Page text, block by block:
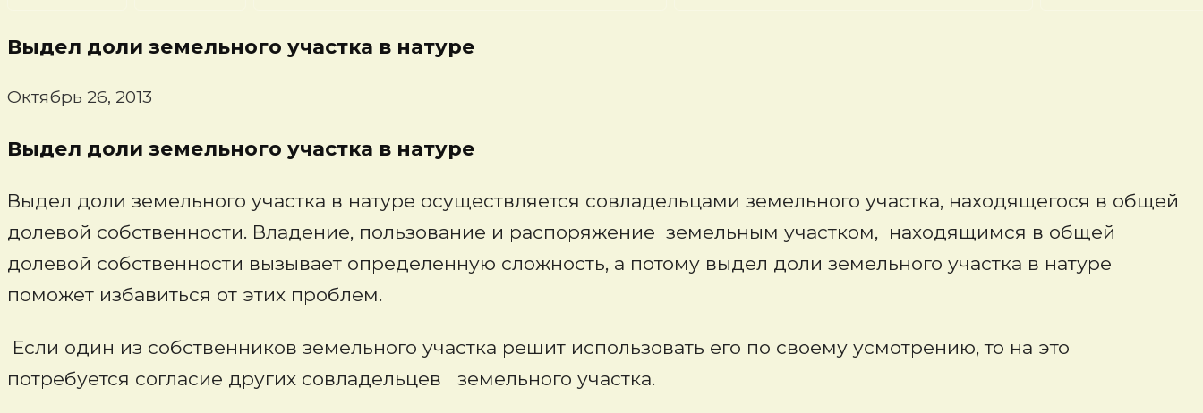
Выдел доли земельного участка в натуре
Октябрь 26, 2013
Выдел доли земельного участка в натуре
Выдел доли земельного участка в натуре осуществляется совладельцами земельного участка, находящегося в общей
долевой собственности. Владение, пользование и распоряжение земельным участком, находящимся в общей
долевой собственности вызывает определенную сложность, а потому выдел доли земельного участка в натуре
поможет избавиться от этих проблем.
Если один из собственников земельного участка решит использовать его по своему усмотрению, то на это
потребуется согласие других совладельцев земельного участка.